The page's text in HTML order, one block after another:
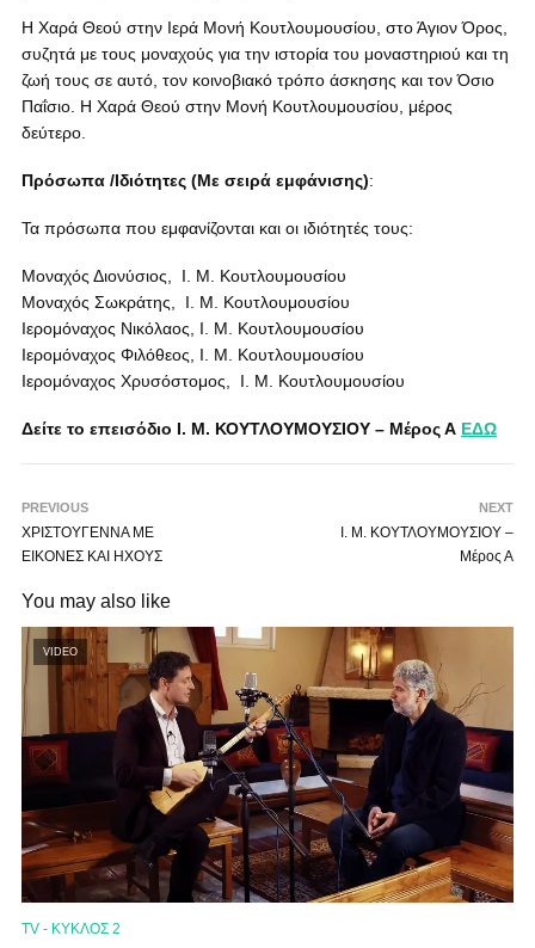
Η Χαρά Θεού στην Ιερά Μονή Κουτλουμουσίου, στο Άγιον Όρος,
συζητά με τους μοναχούς για την ιστορία του μοναστηριού και τη
ζωή τους σε αυτό, τον κοινοβιακό τρόπο άσκησης και τον Όσιο
Παΐσιο. Η Χαρά Θεού στην Μονή Κουτλουμουσίου, μέρος
δεύτερο.
Πρόσωπα /Ιδιότητες (Με σειρά εμφάνισης):
Τα πρόσωπα που εμφανίζονται και οι ιδιότητές τους:
Μοναχός Διονύσιος, Ι. Μ. Κουτλουμουσίου
Μοναχός Σωκράτης, Ι. Μ. Κουτλουμουσίου
Ιερομόναχος Νικόλαος, Ι. Μ. Κουτλουμουσίου
Ιερομόναχος Φιλόθεος, Ι. Μ. Κουτλουμουσίου
Ιερομόναχος Χρυσόστομος, Ι. Μ. Κουτλουμουσίου
Δείτε το επεισόδιο Ι. Μ. ΚΟΥΤΛΟΥΜΟΥΣΙΟΥ – Μέρος Α ΕΔΩ
PREVIOUS
ΧΡΙΣΤΟΥΓΕΝΝΑ ΜΕ
ΕΙΚΟΝΕΣ ΚΑΙ ΗΧΟΥΣ
NEXT
Ι. Μ. ΚΟΥΤΛΟΥΜΟΥΣΙΟΥ –
Μέρος Α
You may also like
VIDEO
TV - ΚΥΚΛΟΣ 2